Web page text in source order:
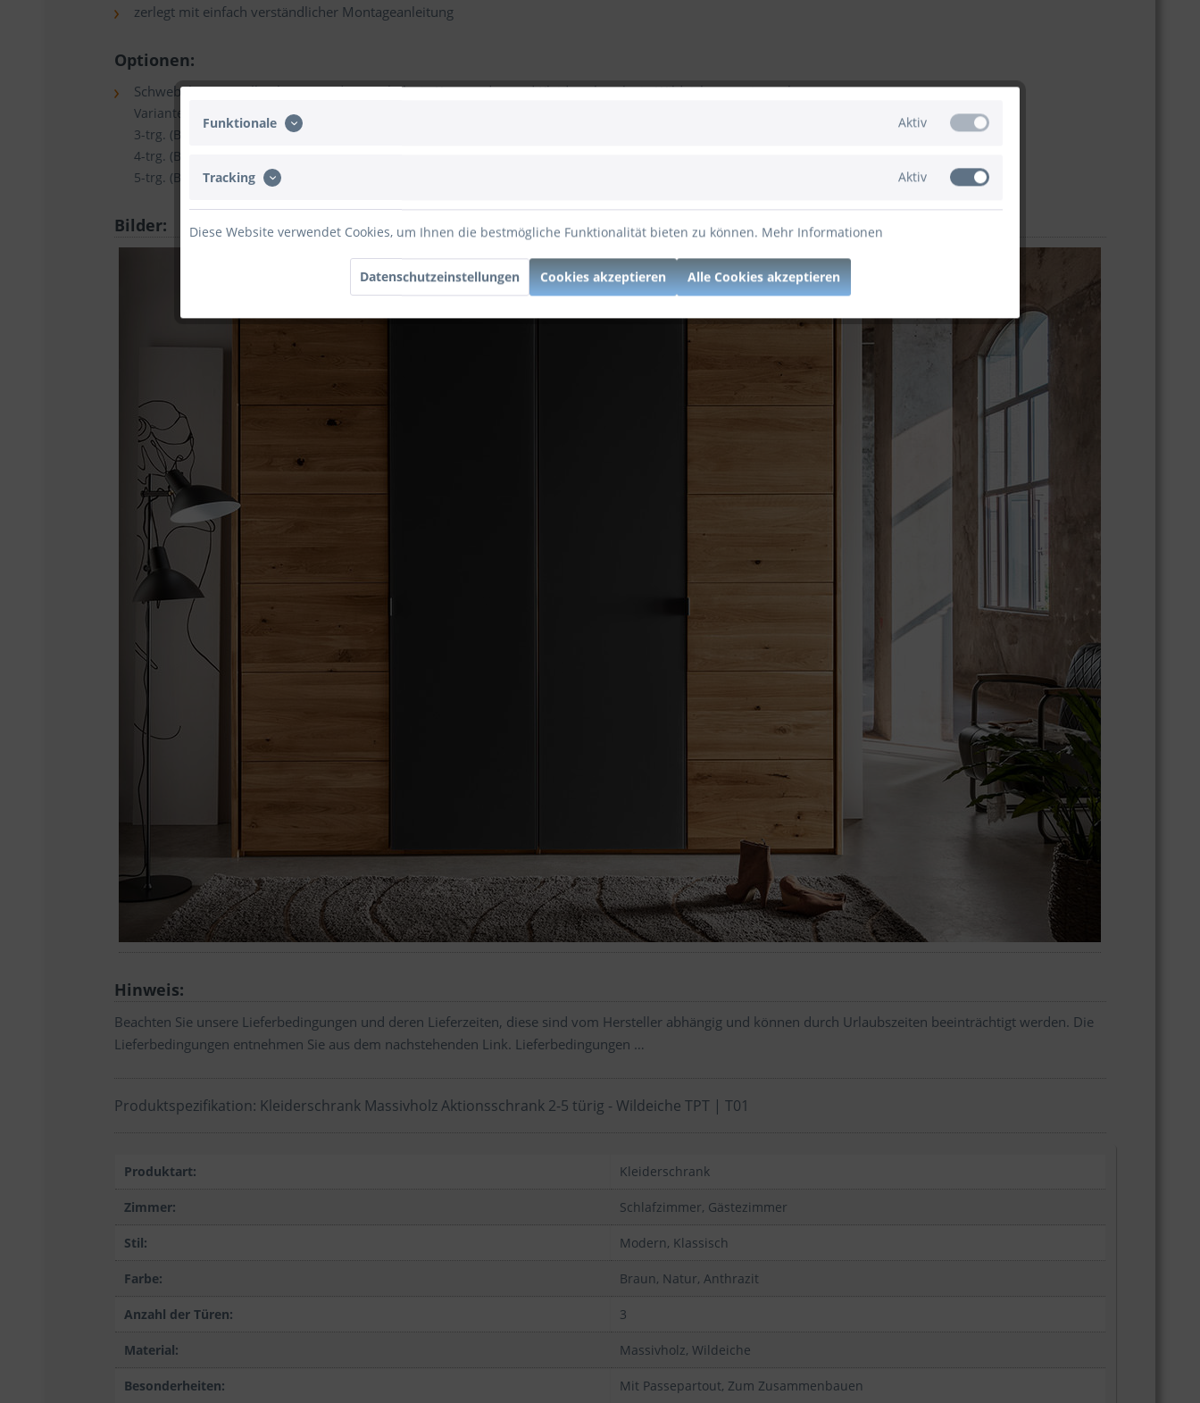
zerlegt mit einfach verständlicher Montageanleitung
Optionen:
Schwebebetten, Balkenbetten und Beimöbel wie Kommoden und Kleiderschränke in Wildeiche massiv geölt
Varianten Maße:
3-trg. (B x H x T) 185,1 x 218,5 x 60,4 cm
4-trg. (B x H x T) 245,0 x 218,5 x 60,4 cm
5-trg. (B x H x T) 304,1 x 218,5 x 60,4 cm
Bilder:
Hinweis:
Beachten Sie unsere Lieferbedingungen und deren Lieferzeiten, diese sind vom Hersteller abhängig und können durch Urlaubszeiten beeinträchtigt werden. Die
Lieferbedingungen entnehmen Sie aus dem nachstehenden Link. Lieferbedingungen …
Produktspezifikation: Kleiderschrank Massivholz Aktionsschrank 2-5 türig - Wildeiche TPT | T01
Produktart: Kleiderschrank
Zimmer: Schlafzimmer, Gästezimmer
Stil: Modern, Klassisch
Farbe: Braun, Natur, Anthrazit
Anzahl der Türen: 3
Material: Massivholz, Wildeiche
Besonderheiten: Mit Passepartout, Zum Zusammenbauen
Funktionale Aktiv
Tracking Aktiv
Diese Website verwendet Cookies, um Ihnen die bestmögliche Funktionalität bieten zu können. Mehr Informationen
Datenschutzeinstellungen Cookies akzeptieren Alle Cookies akzeptieren